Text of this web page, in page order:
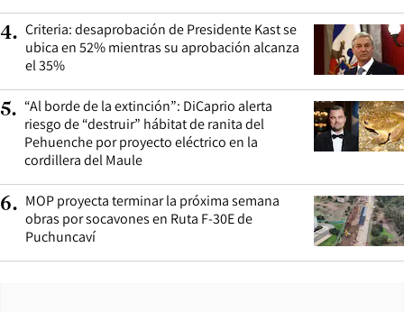
4. Criteria: desaprobación de Presidente Kast se
ubica en 52% mientras su aprobación alcanza
el 35%
5. “Al borde de la extinción”: DiCaprio alerta
riesgo de “destruir” hábitat de ranita del
Pehuenche por proyecto eléctrico en la
cordillera del Maule
6. MOP proyecta terminar la próxima semana
obras por socavones en Ruta F-30E de
Puchuncaví